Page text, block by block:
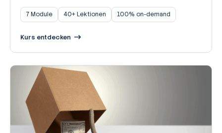
7 Module 40+ Lektionen 100% on-demand
Kurs entdecken